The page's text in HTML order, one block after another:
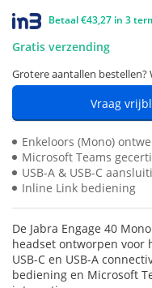
Betaal €43,27 in 3
Gratis verzending
Grotere aantallen bestellen?
Vraag
Enkeloors (Mono)
Microsoft Teams
USB-A & USB-C
Inline Link bediening
De Jabra Engage 40
headset ontworpen voor
USB-C en USB-A
bediening en Microsoft